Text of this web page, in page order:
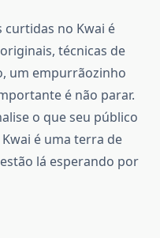
curtidas no Kwai é
técnicas de
um empurrãozinho
é não parar.
o que seu público
é uma terra de
lá esperando por